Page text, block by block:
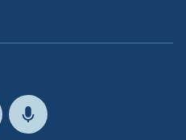
Följ